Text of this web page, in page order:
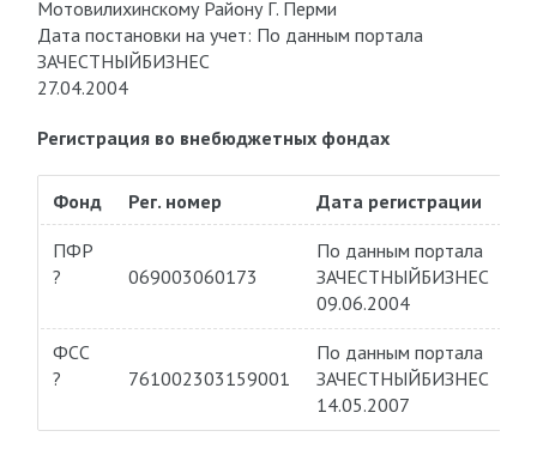
Мотовилихинскому Району Г. Перми
Дата постановки на учет: По данным портала
ЗАЧЕСТНЫЙБИЗНЕС
27.04.2004
Регистрация во внебюджетных фондах
Фонд Рег. номер Дата регистрации
ПФР
?
069003060173
По данным портала
ЗАЧЕСТНЫЙБИЗНЕС
09.06.2004
ФСС
?
761002303159001
По данным портала
ЗАЧЕСТНЫЙБИЗНЕС
14.05.2007